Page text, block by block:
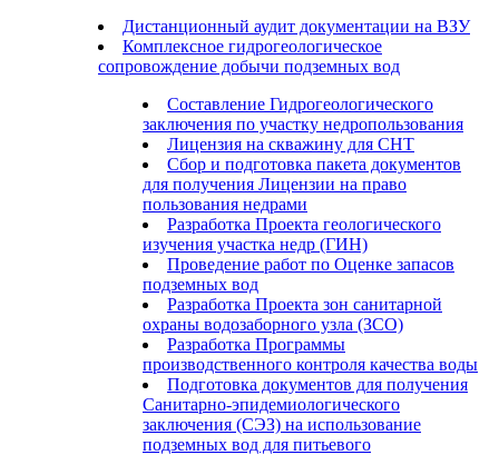
Дистанционный аудит документации на ВЗУ
Комплексное гидрогеологическое
сопровождение добычи подземных вод
Составление Гидрогеологического
заключения по участку недропользования
Лицензия на скважину для СНТ
Сбор и подготовка пакета документов
для получения Лицензии на право
пользования недрами
Разработка Проекта геологического
изучения участка недр (ГИН)
Проведение работ по Оценке запасов
подземных вод
Разработка Проекта зон санитарной
охраны водозаборного узла (ЗСО)
Разработка Программы
производственного контроля качества воды
Подготовка документов для получения
Санитарно-эпидемиологического
заключения (СЭЗ) на использование
подземных вод для питьевого